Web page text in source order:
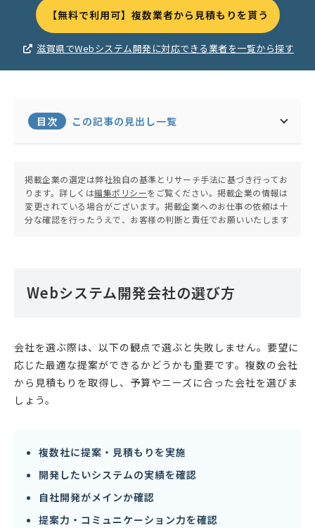
【無料で利用可】複数業者から見積もりを貰う
滋賀県でWebシステム開発に対応できる業者を一覧から探す
目次 この記事の見出し一覧
掲載企業の選定は弊社独自の基準とリサーチ手法に基づき行ってお
ります。詳しくは編集ポリシーをご覧ください。掲載企業の情報は
変更されている場合がございます。掲載企業へのお仕事の依頼は十
分な確認を行ったうえで、お客様の判断と責任でお願いいたします
Webシステム開発会社の選び方
会社を選ぶ際は、以下の観点で選ぶと失敗しません。要望に
応じた最適な提案ができるかどうかも重要です。複数の会社
から見積もりを取得し、予算やニーズに合った会社を選びま
しょう。
複数社に提案・見積もりを実施
開発したいシステムの実績を確認
自社開発がメインか確認
提案力・コミュニケーション力を確認